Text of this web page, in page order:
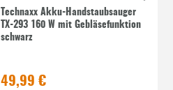
Technaxx Akku-Handstaubsauger
TX-293 160 W mit Gebläsefunktion
schwarz
49,99 €